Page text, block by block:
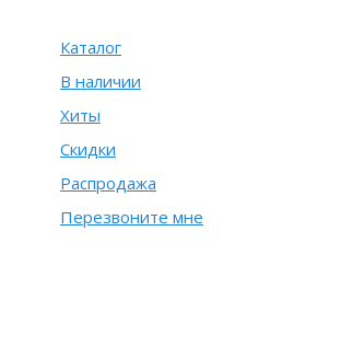
Каталог
В наличии
Хиты
Скидки
Распродажа
Перезвоните мне